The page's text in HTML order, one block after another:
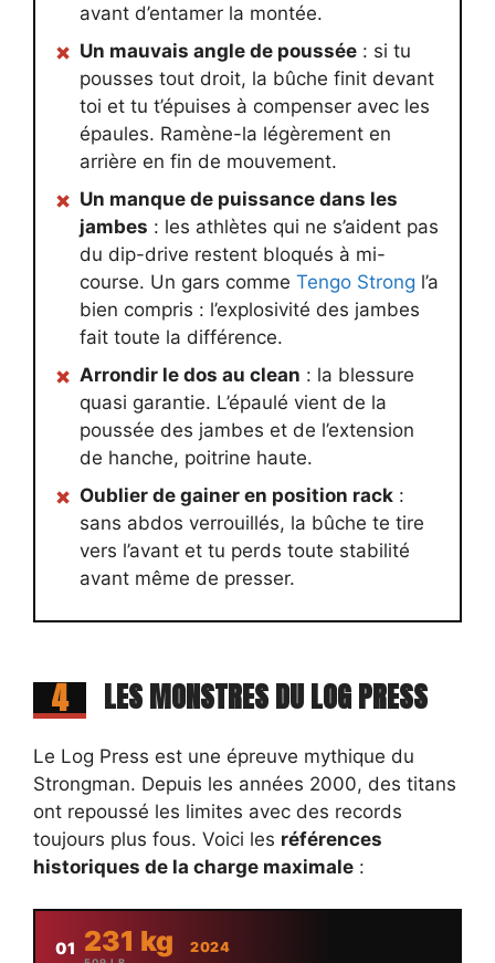
avant d’entamer la montée.
Un mauvais angle de poussée : si tu
pousses tout droit, la bûche finit devant
toi et tu t’épuises à compenser avec les
épaules. Ramène-la légèrement en
arrière en fin de mouvement.
Un manque de puissance dans les
jambes : les athlètes qui ne s’aident pas
du dip-drive restent bloqués à mi-
course. Un gars comme Tengo Strong l’a
bien compris : l’explosivité des jambes
fait toute la différence.
Arrondir le dos au clean : la blessure
quasi garantie. L’épaulé vient de la
poussée des jambes et de l’extension
de hanche, poitrine haute.
Oublier de gainer en position rack :
sans abdos verrouillés, la bûche te tire
vers l’avant et tu perds toute stabilité
avant même de presser.
4 LES MONSTRES DU LOG PRESS
Le Log Press est une épreuve mythique du
Strongman. Depuis les années 2000, des titans
ont repoussé les limites avec des records
toujours plus fous. Voici les références
historiques de la charge maximale :
01 231 kg 2024